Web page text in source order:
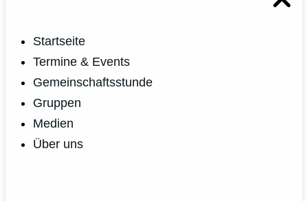
Startseite
Termine & Events
Gemeinschaftsstunde
Gruppen
Medien
Über uns